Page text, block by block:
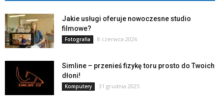
Jakie usługi oferuje nowoczesne studio
filmowe?
Fotografia 8 czerwca 2026
Simline – przenieś fizykę toru prosto do Twoich
dłoni!
Komputery 31 grudnia 2025